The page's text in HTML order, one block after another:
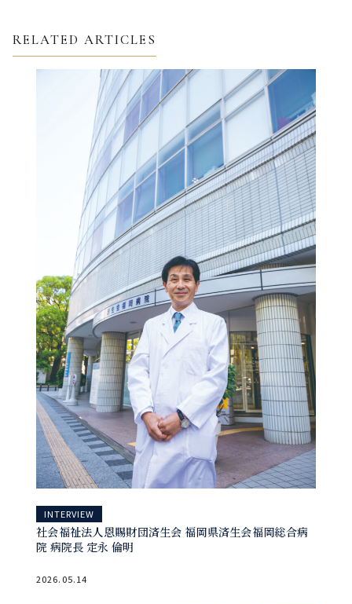
RELATED ARTICLES
INTERVIEW
社会福祉法人恩賜財団済生会 福岡県済生会福岡総合病
院 病院長 定永 倫明
2026.05.14